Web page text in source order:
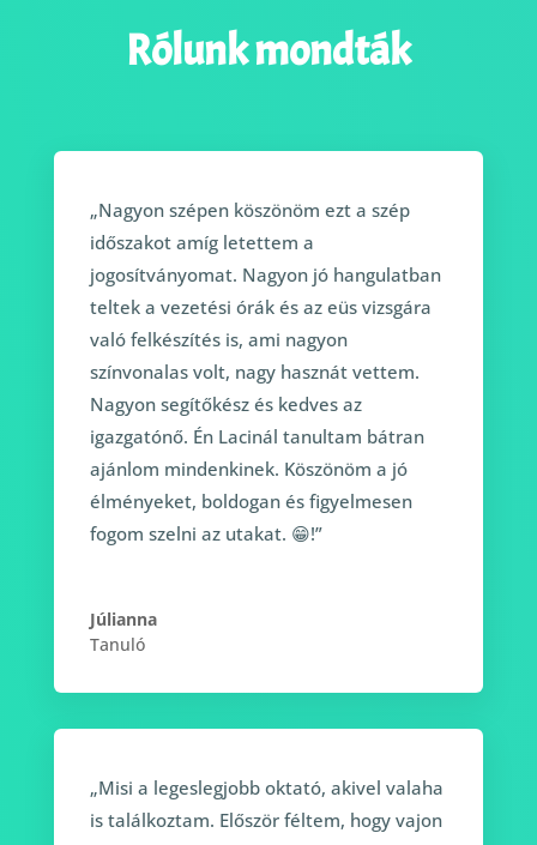
Rólunk mondták
„Nagyon szépen köszönöm ezt a szép
időszakot amíg letettem a
jogosítványomat. Nagyon jó hangulatban
teltek a vezetési órák és az eüs vizsgára
való felkészítés is, ami nagyon
színvonalas volt, nagy hasznát vettem.
Nagyon segítőkész és kedves az
igazgatónő. Én Lacinál tanultam bátran
ajánlom mindenkinek. Köszönöm a jó
élményeket, boldogan és figyelmesen
fogom szelni az utakat. 😁!”
Júlianna
Tanuló
„Misi a legeslegjobb oktató, akivel valaha
is találkoztam. Először féltem, hogy vajon